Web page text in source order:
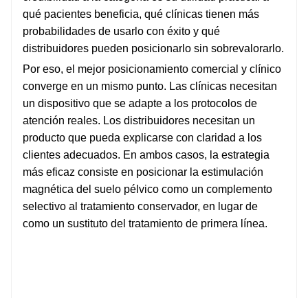
qué pacientes beneficia, qué clínicas tienen más
probabilidades de usarlo con éxito y qué
distribuidores pueden posicionarlo sin sobrevalorarlo.
Por eso, el mejor posicionamiento comercial y clínico
converge en un mismo punto. Las clínicas necesitan
un dispositivo que se adapte a los protocolos de
atención reales. Los distribuidores necesitan un
producto que pueda explicarse con claridad a los
clientes adecuados. En ambos casos, la estrategia
más eficaz consiste en posicionar la estimulación
magnética del suelo pélvico como un complemento
selectivo al tratamiento conservador, en lugar de
como un sustituto del tratamiento de primera línea.